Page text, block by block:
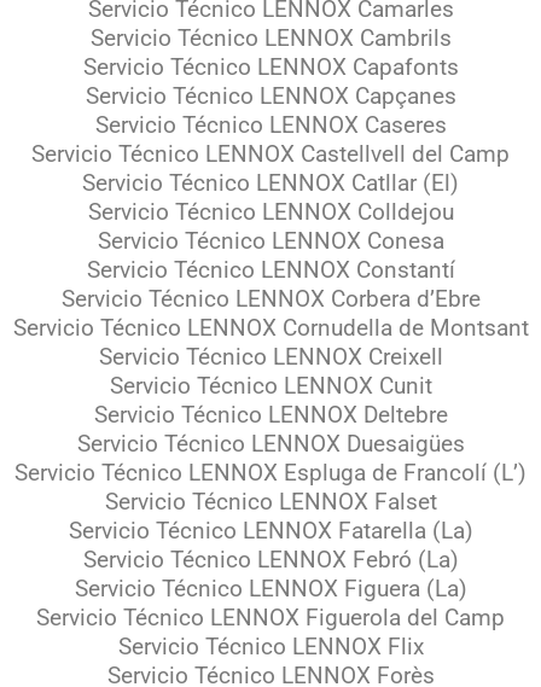
Servicio Técnico LENNOX Camarles
Servicio Técnico LENNOX Cambrils
Servicio Técnico LENNOX Capafonts
Servicio Técnico LENNOX Capçanes
Servicio Técnico LENNOX Caseres
Servicio Técnico LENNOX Castellvell del Camp
Servicio Técnico LENNOX Catllar (El)
Servicio Técnico LENNOX Colldejou
Servicio Técnico LENNOX Conesa
Servicio Técnico LENNOX Constantí
Servicio Técnico LENNOX Corbera d’Ebre
Servicio Técnico LENNOX Cornudella de Montsant
Servicio Técnico LENNOX Creixell
Servicio Técnico LENNOX Cunit
Servicio Técnico LENNOX Deltebre
Servicio Técnico LENNOX Duesaigües
Servicio Técnico LENNOX Espluga de Francolí (L’)
Servicio Técnico LENNOX Falset
Servicio Técnico LENNOX Fatarella (La)
Servicio Técnico LENNOX Febró (La)
Servicio Técnico LENNOX Figuera (La)
Servicio Técnico LENNOX Figuerola del Camp
Servicio Técnico LENNOX Flix
Servicio Técnico LENNOX Forès